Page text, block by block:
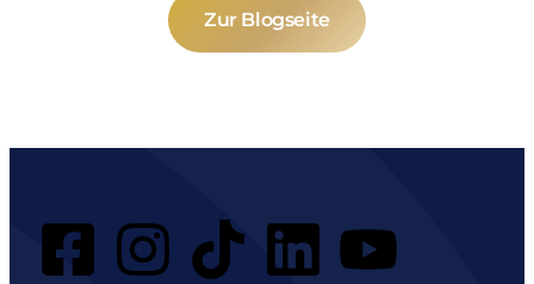
Zur Blogseite